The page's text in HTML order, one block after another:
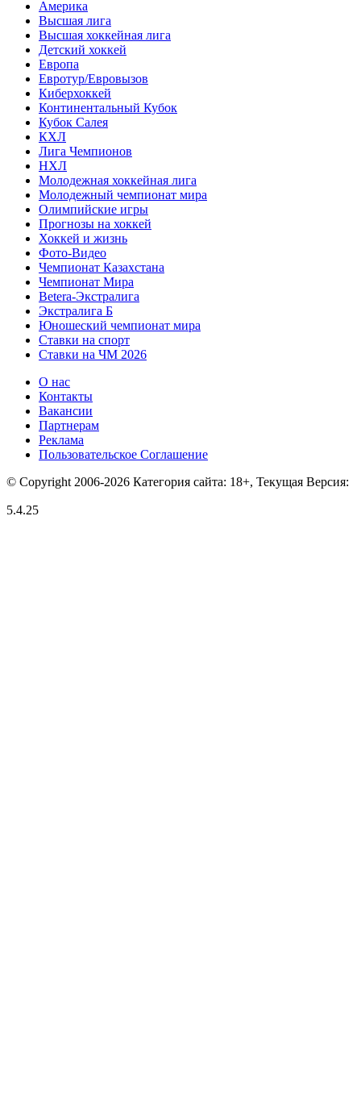
Америка
Высшая лига
Высшая хоккейная лига
Детский хоккей
Европа
Евротур/Евровызов
Киберхоккей
Континентальный Кубок
Кубок Салея
КХЛ
Лига Чемпионов
НХЛ
Молодежная хоккейная лига
Молодежный чемпионат мира
Олимпийские игры
Прогнозы на хоккей
Хоккей и жизнь
Фото-Видео
Чемпионат Казахстана
Чемпионат Мира
Betera-Экстралига
Экстралига Б
Юношеский чемпионат мира
Ставки на спорт
Ставки на ЧМ 2026
О нас
Контакты
Вакансии
Партнерам
Реклама
Пользовательское Соглашение
© Copyright 2006-2026 Категория сайта: 18+, Текущая Версия:
5.4.25